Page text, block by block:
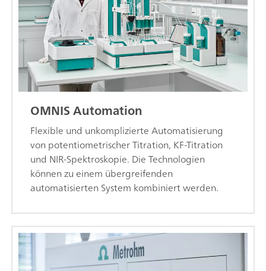
OMNIS Automation
Flexible und unkomplizierte Automatisierung
von potentiometrischer Titration, KF-Titration
und NIR-Spektroskopie. Die Technologien
können zu einem übergreifenden
automatisierten System kombiniert werden.